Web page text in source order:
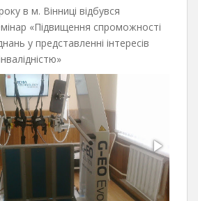
в м. Вінниці відбувся
«Підвищення спроможності
у представленні інтересів